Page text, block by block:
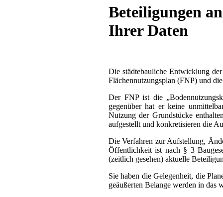
Beteiligungen
Ihrer Daten
Die städtebauliche Entwicklung
Flächennutzungsplan (FNP) und
Der FNP ist die
gegenüber hat er keine
Nutzung der Grundstücke
aufgestellt und konkretisieren die
Die Verfahren zur Aufstellung,
Öffentlichkeit ist nach § 3
(zeitlich gesehen) aktuelle
Sie haben die Gelegenheit, die
geäußerten Belange werden in das